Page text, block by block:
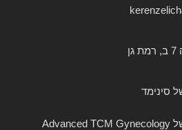
סינימד
דף הפייסבוק של Advanced TCM Gynecology